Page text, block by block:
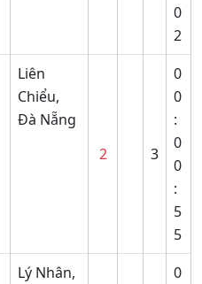
0
2
Liên
Chiểu,
Đà Nẵng
2
3
0
0
:
0
0
:
5
5
Lý Nhân,
0